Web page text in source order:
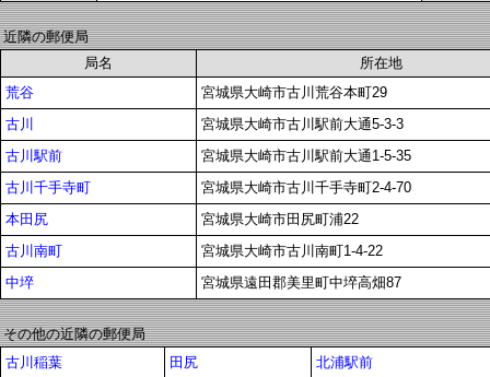
近隣の郵便局
局名
所在地
荒谷
宮城県大崎市古川荒谷本町29
古川
宮城県大崎市古川駅前大通5-3-3
古川駅前
宮城県大崎市古川駅前大通1-5-35
古川千手寺町
宮城県大崎市古川千手寺町2-4-70
本田尻
宮城県大崎市田尻町浦22
古川南町
宮城県大崎市古川南町1-4-22
中埣
宮城県遠田郡美里町中埣高畑87
その他の近隣の郵便局
古川稲葉
田尻
北浦駅前